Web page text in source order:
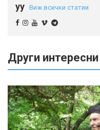
yy Виж всички статии
Други интересни